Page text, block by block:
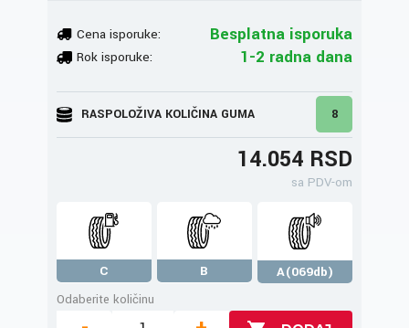
Cena isporuke: Besplatna isporuka
Rok isporuke: 1-2 radna dana
RASPOLOŽIVA KOLIČINA GUMA 8
14.054 RSD
sa PDV-om
C B
A(069db)
Odaberite količinu